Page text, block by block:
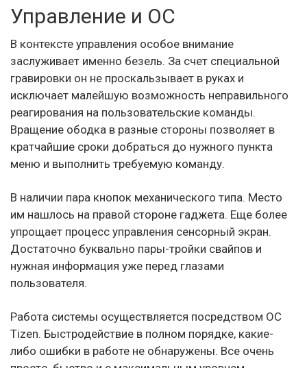
Управление и ОС
В контексте управления особое внимание
заслуживает именно безель. За счет специальной
гравировки он не проскальзывает в руках и
исключает малейшую возможность неправильного
реагирования на пользовательские команды.
Вращение ободка в разные стороны позволяет в
кратчайшие сроки добраться до нужного пункта
меню и выполнить требуемую команду.
В наличии пара кнопок механического типа. Место
им нашлось на правой стороне гаджета. Еще более
упрощает процесс управления сенсорный экран.
Достаточно буквально пары-тройки свайпов и
нужная информация уже перед глазами
пользователя.
Работа системы осуществляется посредством ОС
Tizen. Быстродействие в полном порядке, какие-
либо ошибки в работе не обнаружены. Все очень